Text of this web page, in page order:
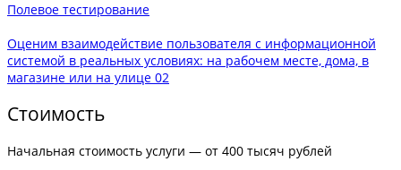
Полевое тестирование
Оценим взаимодействие пользователя с информационной
системой в реальных условиях: на рабочем месте, дома, в
магазине или на улице 02
Стоимость
Начальная стоимость услуги — от 400 тысяч рублей